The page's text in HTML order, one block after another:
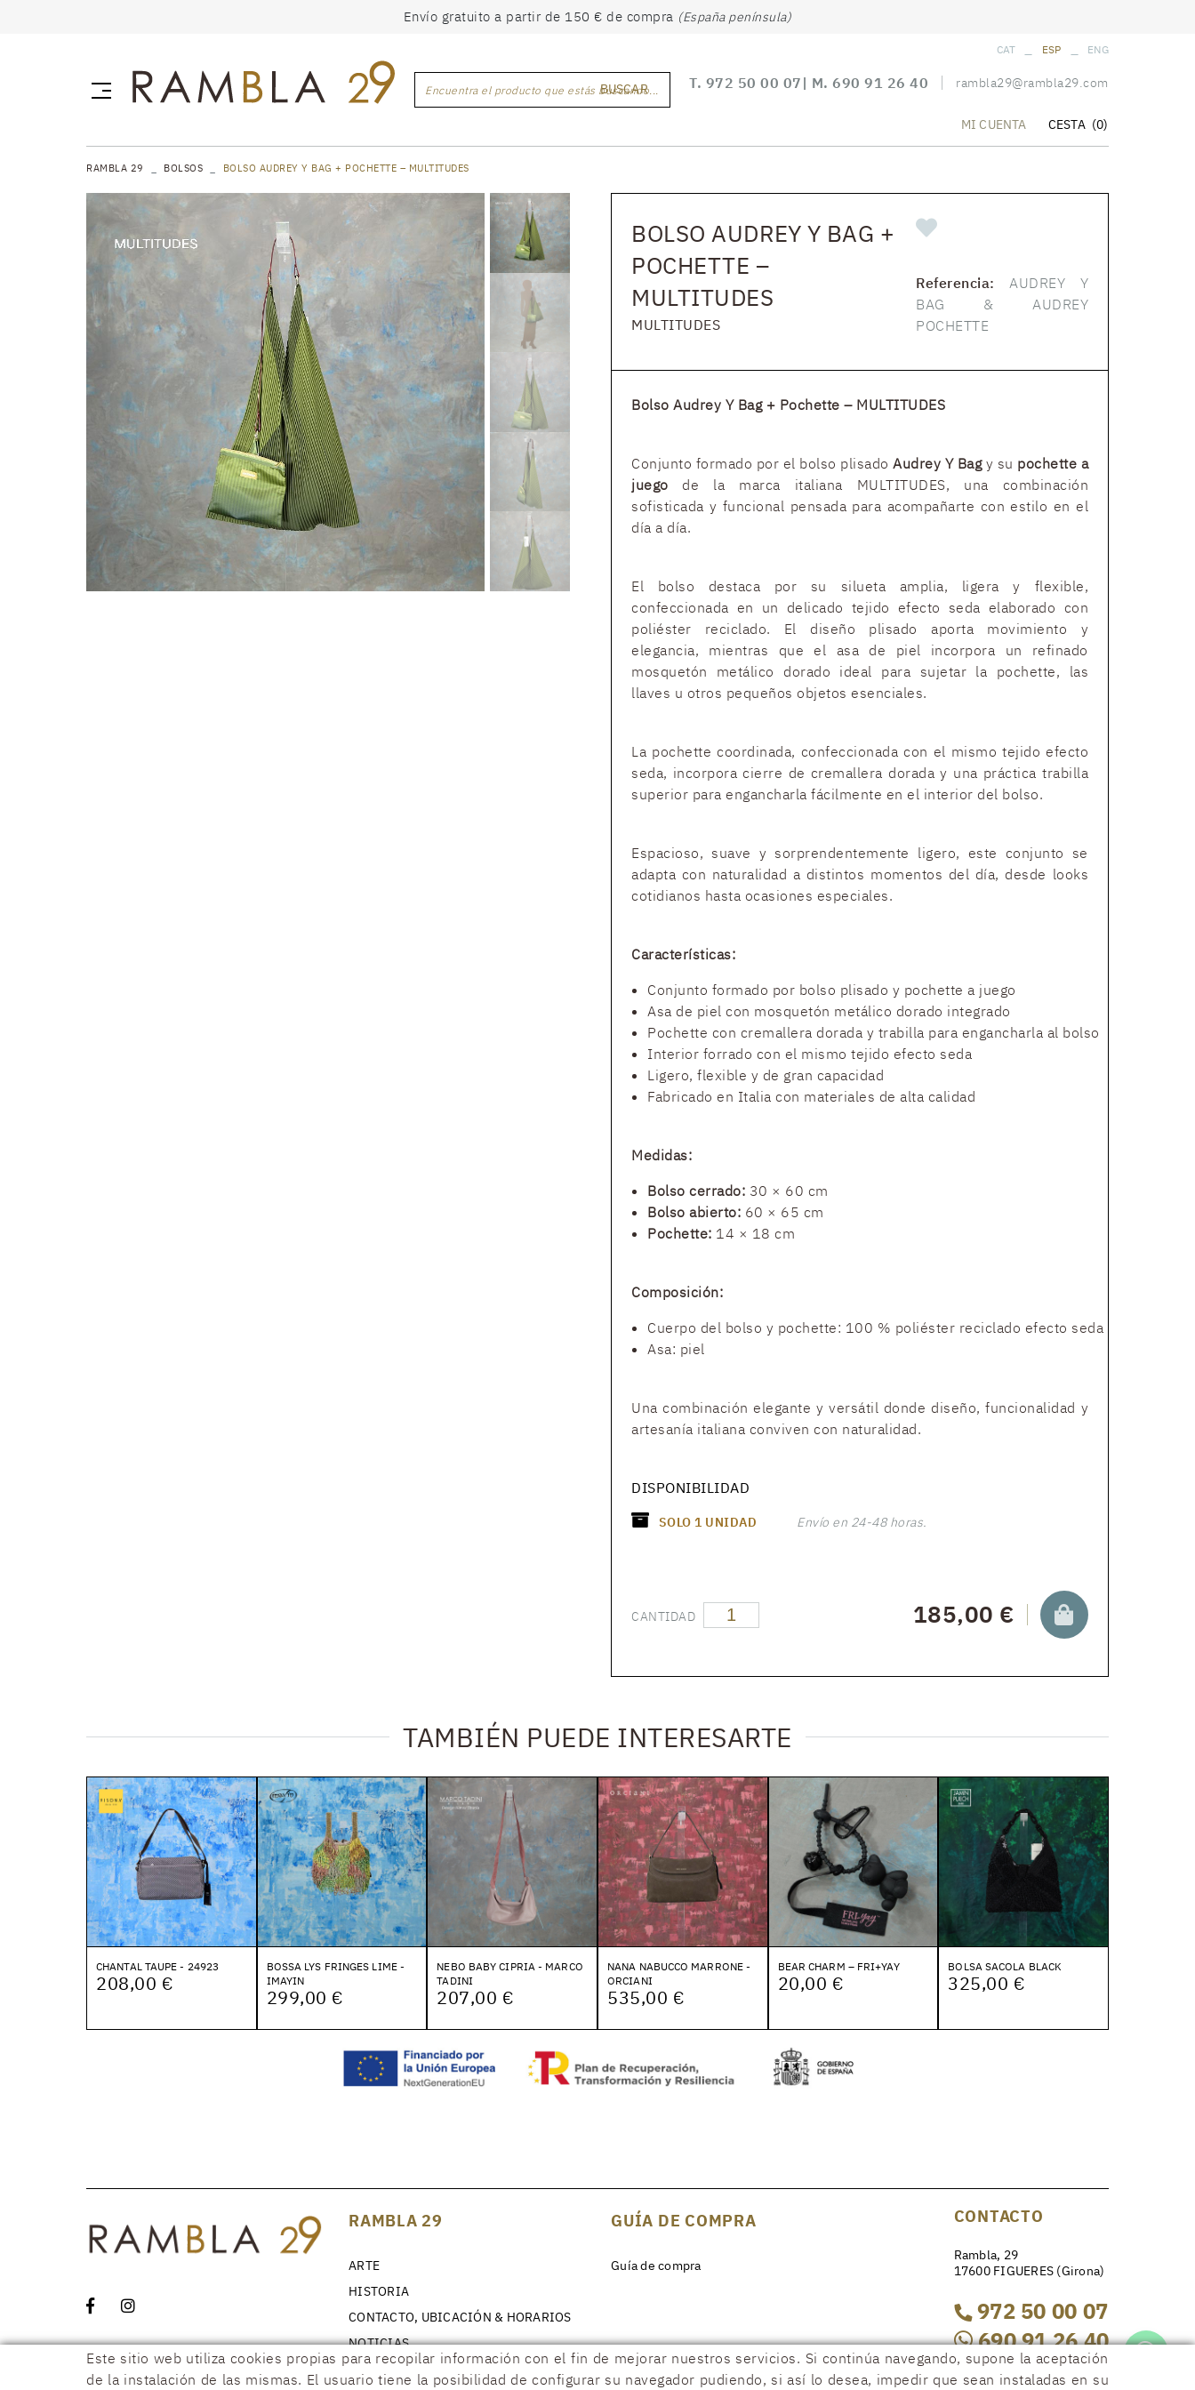
Envío gratuito a partir de 150 € de compra (España península)
Encuentra el producto que estás buscando...
BUSCAR
CAT ESP ENG
T. 972 50 00 07 | M. 690 91 26 40 rambla29@rambla29.com
MI CUENTA CESTA (0)
RAMBLA 29 BOLSOS BOLSO AUDREY Y BAG + POCHETTE – MULTITUDES
BOLSO AUDREY Y BAG +
POCHETTE –
MULTITUDES
MULTITUDES
Referencia:AUDREY Y
BAG & AUDREY
POCHETTE
Bolso Audrey Y Bag + Pochette – MULTITUDES
Conjunto formado por el bolso plisado Audrey Y Bagy su pochette a
juego de la marca italiana MULTITUDES, una combinación
sofisticada y funcional pensada para acompañarte con estilo en el
día a día.
El bolso destaca por su silueta amplia, ligera y flexible,
confeccionada en un delicado tejido efecto seda elaborado con
poliéster reciclado. El diseño plisado aporta movimiento y
elegancia, mientras que el asa de piel incorpora un refinado
mosquetón metálico dorado ideal para sujetar la pochette, las
llaves u otros pequeños objetos esenciales.
La pochette coordinada, confeccionada con el mismo tejido efecto
seda, incorpora cierre de cremallera dorada y una práctica trabilla
superior para engancharla fácilmente en el interior del bolso.
Espacioso, suave y sorprendentemente ligero, este conjunto se
adapta con naturalidad a distintos momentos del día, desde looks
cotidianos hasta ocasiones especiales.
Características:
Conjunto formado por bolso plisado y pochette a juego
Asa de piel con mosquetón metálico dorado integrado
Pochette con cremallera dorada y trabilla para engancharla al bolso
Interior forrado con el mismo tejido efecto seda
Ligero, flexible y de gran capacidad
Fabricado en Italia con materiales de alta calidad
Medidas:
Bolso cerrado: 30 × 60 cm
Bolso abierto: 60 × 65 cm
Pochette: 14 × 18 cm
Composición:
Cuerpo del bolso y pochette: 100 % poliéster reciclado efecto seda
Asa: piel
Una combinación elegante y versátil donde diseño, funcionalidad y
artesanía italiana conviven con naturalidad.
DISPONIBILIDAD
SOLO 1 UNIDAD Envío en 24-48 horas.
CANTIDAD 185,00 €
TAMBIÉN PUEDE INTERESARTE
CHANTAL TAUPE - 24923
208,00 €
BOSSA LYS FRINGES LIME -
IMAYIN
299,00 €
NEBO BABY CIPRIA - MARCO
TADINI
207,00 €
NANA NABUCCO MARRONE -
ORCIANI
535,00 €
BEAR CHARM – FRI+YAY
20,00 €
BOLSA SACOLA BLACK
325,00 €
RAMBLA 29
ARTE
HISTORIA
CONTACTO, UBICACIÓN & HORARIOS
NOTICIAS
GUÍA DE COMPRA
Guía de compra
CONTACTO
Rambla, 29
17600 FIGUERES (Girona)
972 50 00 07
690 91 26 40
rambla29@rambla29.com
Este sitio web utiliza cookies propias para recopilar información con el fin de mejorar nuestros servicios. Si continúa navegando, supone la aceptación
de la instalación de las mismas. El usuario tiene la posibilidad de configurar su navegador pudiendo, si así lo desea, impedir que sean instaladas en su